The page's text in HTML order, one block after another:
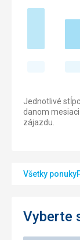
Jednotlivé
danom
zájazdu.
Všetky ponuky
Vyberte